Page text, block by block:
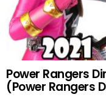
Power Rangers
(Power Rangers